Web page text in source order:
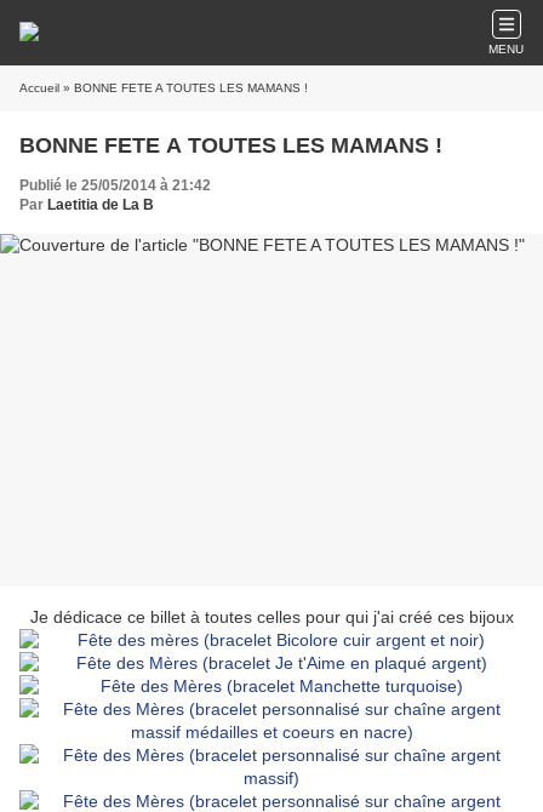
MENU
Accueil » BONNE FETE A TOUTES LES MAMANS !
BONNE FETE A TOUTES LES MAMANS !
Publié le 25/05/2014 à 21:42
Par Laetitia de La B
Je dédicace ce billet à toutes celles pour qui j'ai créé ces bijoux